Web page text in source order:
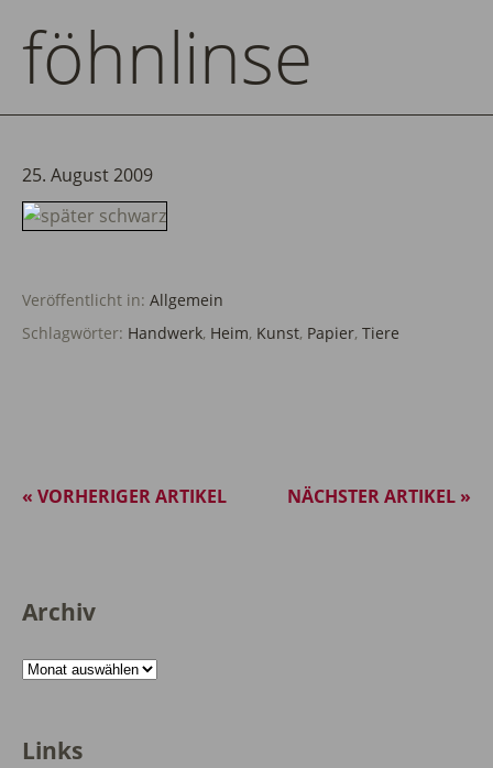
föhnlinse
25. August 2009
Veröffentlicht in: Allgemein
Schlagwörter: Handwerk, Heim, Kunst, Papier, Tiere
NÄCHSTER ARTIKEL »
« VORHERIGER ARTIKEL
Archiv
Archiv
Links